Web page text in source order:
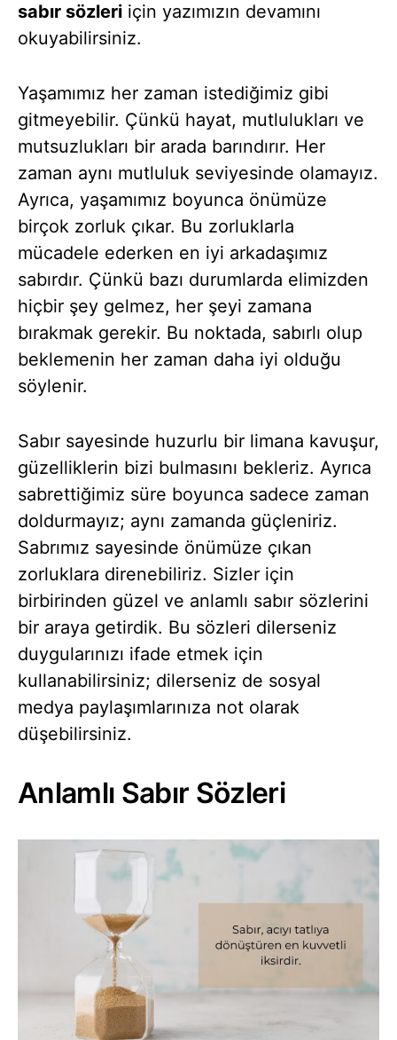
sabır sözleri için yazımızın devamını
okuyabilirsiniz.
Yaşamımız her zaman istediğimiz gibi
gitmeyebilir. Çünkü hayat, mutlulukları ve
mutsuzlukları bir arada barındırır. Her
zaman aynı mutluluk seviyesinde olamayız.
Ayrıca, yaşamımız boyunca önümüze
birçok zorluk çıkar. Bu zorluklarla
mücadele ederken en iyi arkadaşımız
sabırdır. Çünkü bazı durumlarda elimizden
hiçbir şey gelmez, her şeyi zamana
bırakmak gerekir. Bu noktada, sabırlı olup
beklemenin her zaman daha iyi olduğu
söylenir.
Sabır sayesinde huzurlu bir limana kavuşur,
güzelliklerin bizi bulmasını bekleriz. Ayrıca
sabrettiğimiz süre boyunca sadece zaman
doldurmayız; aynı zamanda güçleniriz.
Sabrımız sayesinde önümüze çıkan
zorluklara direnebiliriz. Sizler için
birbirinden güzel ve anlamlı sabır sözlerini
bir araya getirdik. Bu sözleri dilerseniz
duygularınızı ifade etmek için
kullanabilirsiniz; dilerseniz de sosyal
medya paylaşımlarınıza not olarak
düşebilirsiniz.
Anlamlı Sabır Sözleri